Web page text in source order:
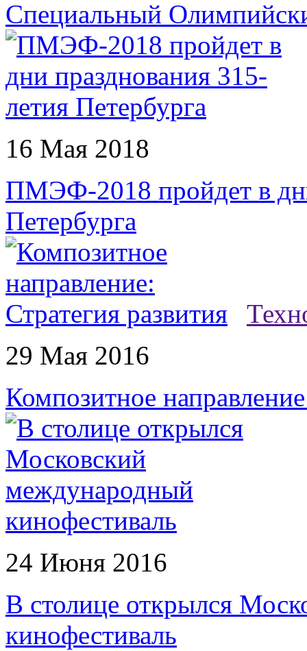
Специальный
16 Мая 2018
ПМЭФ-2018 пройдет в
Петербурга
29 Мая 2016
Композитное
24 Июня 2016
В столице открылся
кинофестиваль